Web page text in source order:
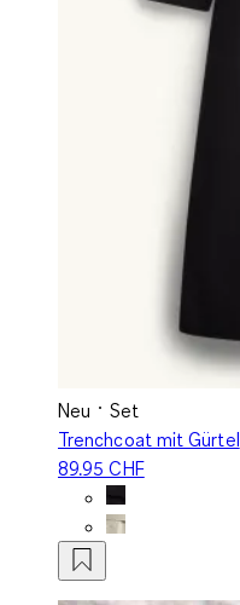
Neu
Set
Trenchcoat mit Gürtel
89.95 CHF